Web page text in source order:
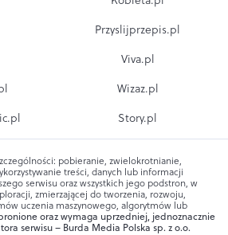
Przyslijprzepis.pl
Viva.pl
Wizaz.pl
Story.pl
pobieranie, zwielokrotnianie,
treści, danych lub informacji
serwisu oraz wszystkich jego podstron, w
zmierzającej do tworzenia, rozwoju,
uczenia maszynowego, algorytmów lub
oraz wymaga uprzedniej, jednoznacznie
serwisu – Burda Media Polska sp. z o.o.